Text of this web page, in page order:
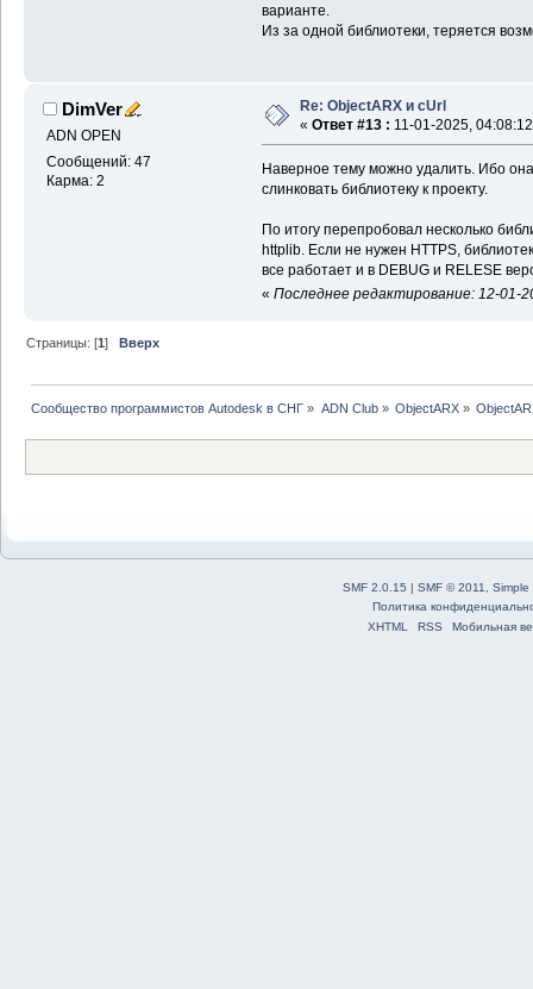
варианте.
Из за одной библиотеки, теряется
DimVer
ADN OPEN
Сообщений: 47
Карма: 2
Re: ObjectARX и cUrl
« Ответ #13 : 11-01-2025,
Наверное тему можно удалить. Ибо
слинковать библиотеку к проекту.
По итогу перепробовал несколько
httplib. Если не нужен HTTPS,
все работает и в DEBUG и RELESE
« Последнее редактирование: 12-01-
Страницы: [1] Вверх
Сообщество программистов Autodesk в СНГ » ADN Club» ObjectARX»
SMF 2.0.15 | SMF © 2011, Simple
Политика
XHTML
RSS Мобильная